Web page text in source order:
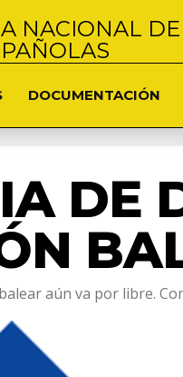
NACIONAL
DOCUMENTACIÓN
DE
aún va por libre.